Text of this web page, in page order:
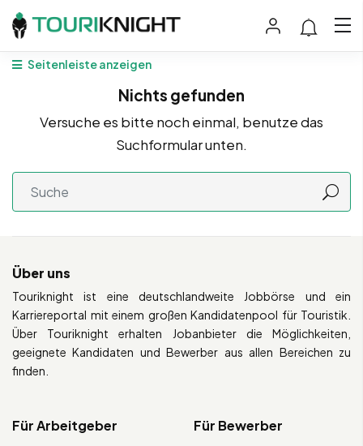
Seitenleiste anzeigen
Nichts gefunden
Versuche es bitte noch einmal, benutze das
Suchformular unten.
Über uns
Touriknight ist eine deutschlandweite Jobbörse und ein
Karriereportal mit einem großen Kandidatenpool für Touristik.
Über Touriknight erhalten Jobanbieter die Möglichkeiten,
geeignete Kandidaten und Bewerber aus allen Bereichen zu
finden.
Für Arbeitgeber Für Bewerber